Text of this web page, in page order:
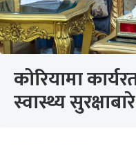
कोरियामा
स्वास्थ्य